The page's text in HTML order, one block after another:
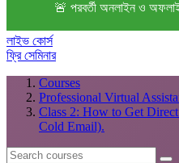
🚨 পরবর্তী অনলাইন ও
লাইভ কোর্স
ফ্রি সেমিনার
Courses
Professional Virtual
Class 2: How to Get
Cold Email).